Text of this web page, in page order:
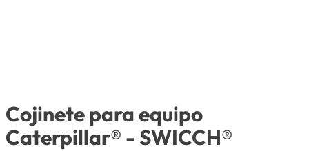
Cojinete para equipo
Caterpillar® - SWICCH®